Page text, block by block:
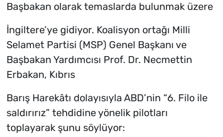
Başbakan olarak temaslarda bulunmak üzere
İngiltere’ye gidiyor. Koalisyon ortağı Milli
Selamet Partisi (MSP) Genel Başkanı ve
Başbakan Yardımcısı Prof. Dr. Necmettin
Erbakan, Kıbrıs
Barış Harekâtı dolayısıyla ABD’nin “6. Filo ile
saldırırız” tehdidine yönelik pilotları
toplayarak şunu söylüyor: